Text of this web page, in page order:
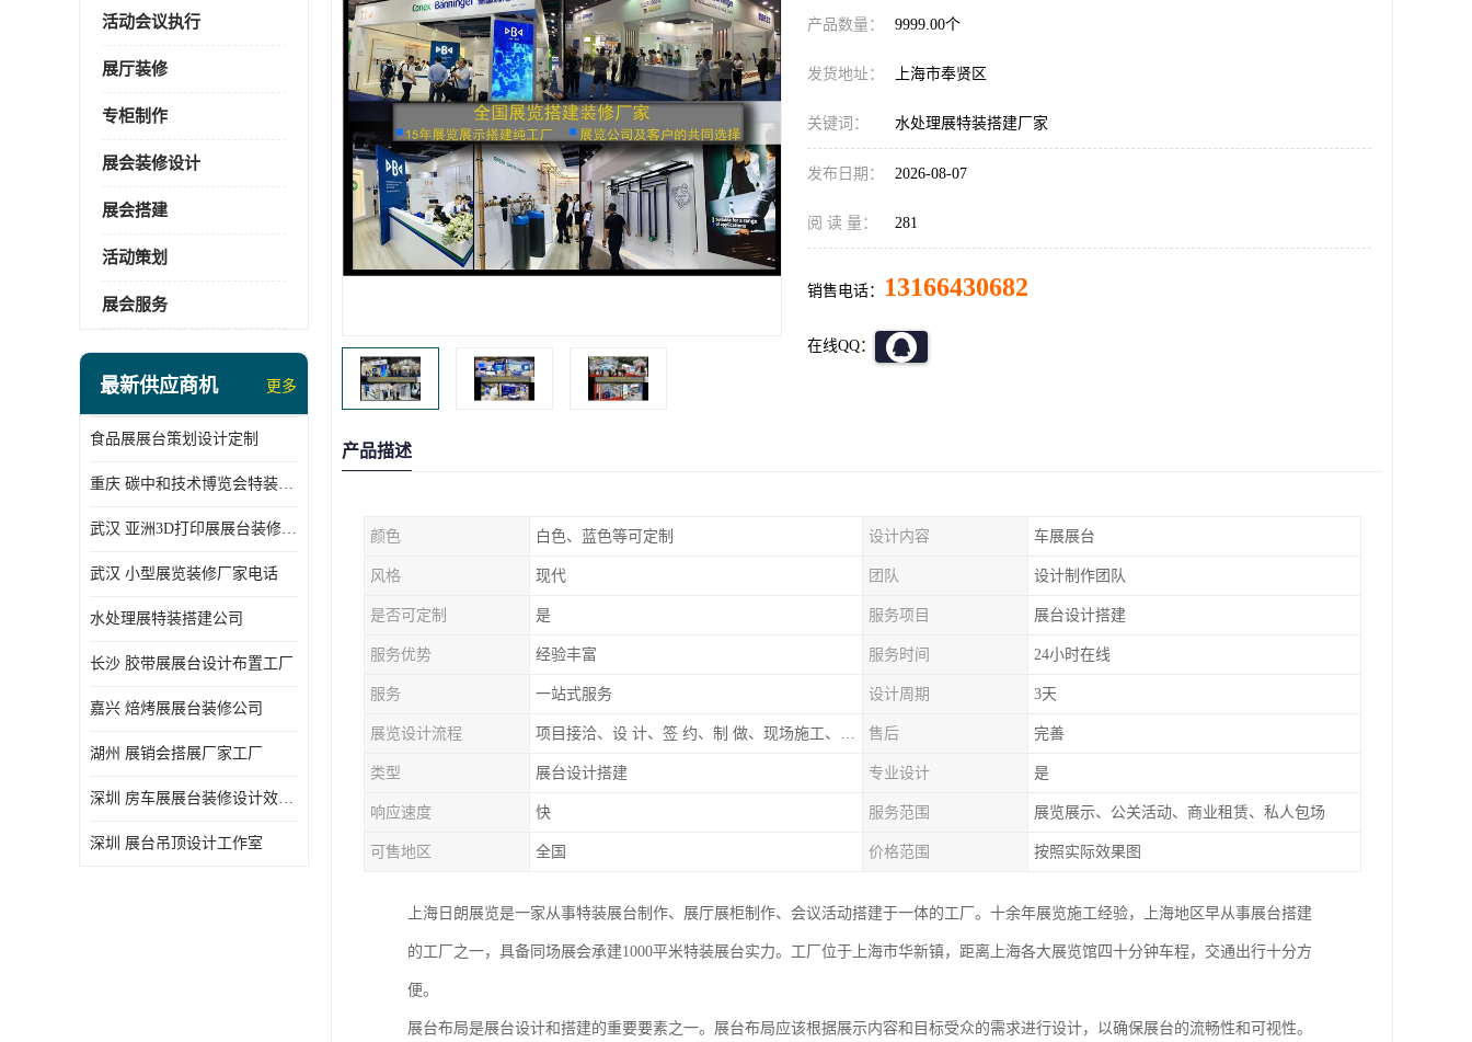
活动会议执行
展厅装修
专柜制作
展会装修设计
展会搭建
活动策划
展会服务
最新供应商机 更多
食品展展台策划设计定制
重庆 碳中和技术博览会特装展台搭建供应商
武汉 亚洲3D打印展展台装修定制
武汉 小型展览装修厂家电话
水处理展特装搭建公司
长沙 胶带展展台设计布置工厂
嘉兴 焙烤展展台装修公司
湖州 展销会搭展厂家工厂
深圳 房车展展台装修设计效果图
深圳 展台吊顶设计工作室
产品数量： 9999.00个
发货地址： 上海市奉贤区
关键词： 水处理展特装搭建厂家
发布日期： 2026-08-07
阅 读 量： 281
销售电话： 13166430682
在线QQ：
产品描述
颜色 白色、蓝色等可定制 设计内容 车展展台
风格 现代 团队 设计制作团队
是否可定制 是 服务项目 展台设计搭建
服务优势 经验丰富 服务时间 24小时在线
服务 一站式服务 设计周期 3天
展览设计流程 项目接洽、设 计、签 约、制 做、现场施工、展期服务、后续跟踪 售后 完善
类型 展台设计搭建 专业设计 是
响应速度 快 服务范围 展览展示、公关活动、商业租赁、私人包场
可售地区 全国 价格范围 按照实际效果图
上海日朗展览是一家从事特装展台制作、展厅展柜制作、会议活动搭建于一体的工厂。十余年展览施工经验，上海地区早从事展台搭建
的工厂之一，具备同场展会承建1000平米特装展台实力。工厂位于上海市华新镇，距离上海各大展览馆四十分钟车程，交通出行十分方
便。
展台布局是展台设计和搭建的重要要素之一。展台布局应该根据展示内容和目标受众的需求进行设计，以确保展台的流畅性和可视性。